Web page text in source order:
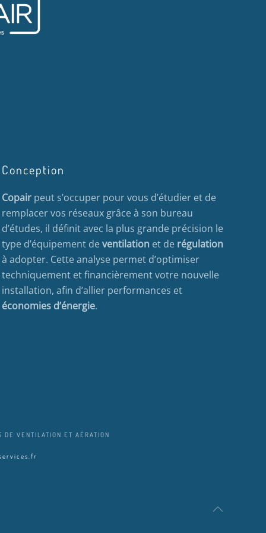
Conception
Copairpeut s’occuper pour vous d’étudier et de
remplacer vos réseaux grâce à son bureau
d’études, il définit avec la plus grande précision le
type d’équipement deventilationet de régulation
à adopter. Cette analyse permet d’optimiser
techniquement et financièrement votre nouvelle
installation, afin d’allier performances et
économies d’énergie.
DE VENTILATION ET AÉRATION